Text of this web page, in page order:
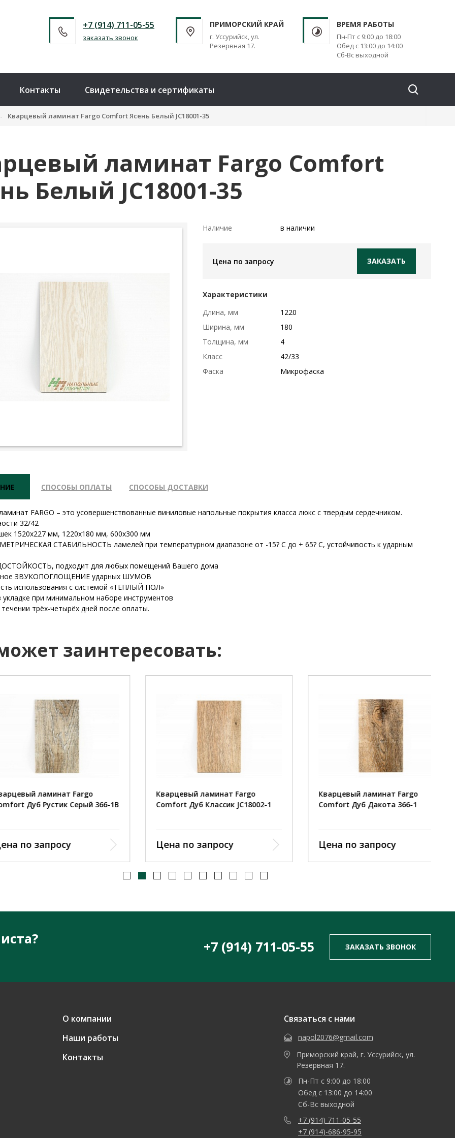
+7 (914) 711-05-55
заказать звонок
ПРИМОРСКИЙ КРАЙ
г. Уссурийск, ул.
Резервная 17.
ВРЕМЯ РАБОТЫ
Пн-Пт с 9:00 до 18:00
Обед с 13:00 до 14:00
Сб-Вс выходной
Контакты Свидетельства и сертификаты
Кварцевый ламинат Fargo Comfort Ясень Белый JC18001-35
ламинат Fargo Comfort
Белый JC18001-35
Наличие в наличии
Цена по запросу ЗАКАЗАТЬ
Характеристики
Длина, мм
1220
Ширина, мм
180
Толщина, мм
4
Класс
42/33
Фаска
Микрофаска
СПОСОБЫ ОПЛАТЫ СПОСОБЫ ДОСТАВКИ
FARGO – это усовершенствованные виниловые напольные покрытия класса люкс с твердым сердечником.
32/42
1520х227 мм, 1220х180 мм, 600х300 мм
СТАБИЛЬНОСТЬ ламелей при температурном диапазоне от -15? С до + 65? С, устойчивость к ударным
подходит для любых помещений Вашего дома
ЗВУКОПОГЛОЩЕНИЕ ударных ШУМОВ
использования с системой «ТЕПЛЫЙ ПОЛ»
укладке при минимальном наборе инструментов
трёх-четырёх дней после оплаты.
заинтересовать:
ламинат Fargo
Дуб Рустик Серый 366-1В
запросу
Кварцевый ламинат Fargo
Comfort Дуб Классик JC18002-1
Цена по запросу
Кварцевый ламинат Fargo
Comfort Дуб Дакота 366-1
Цена по запросу
+7 (914) 711-05-55 ЗАКАЗАТЬ ЗВОНОК
О компании
Наши работы
Контакты
Связаться с нами
napol2076@gmail.com
Приморский край, г. Уссурийск, ул.
Резервная 17.
Пн-Пт с 9:00 до 18:00
Обед с 13:00 до 14:00
Сб-Вс выходной
+7 (914) 711-05-55
+7 (914)-686-95-95